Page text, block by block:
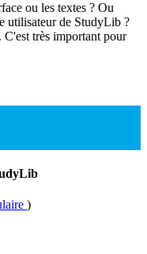
ou les textes ? Ou
utilisateur de StudyLib ?
C'est très important pour
)